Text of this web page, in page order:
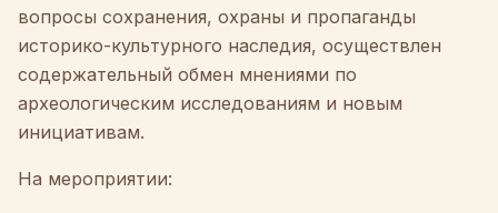
вопросы сохранения, охраны и пропаганды
историко-культурного наследия, осуществлен
содержательный обмен мнениями по
археологическим исследованиям и новым
инициативам.
На мероприятии: